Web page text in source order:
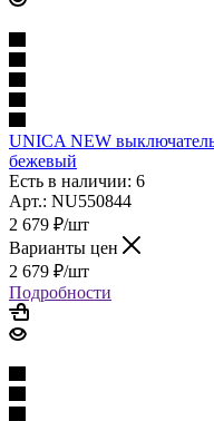
UNICA NEW
бежевый
Есть в наличии: 6
Арт.: NU550844
2 679 ₽/шт
Варианты цен
2 679 ₽/шт
Подробности